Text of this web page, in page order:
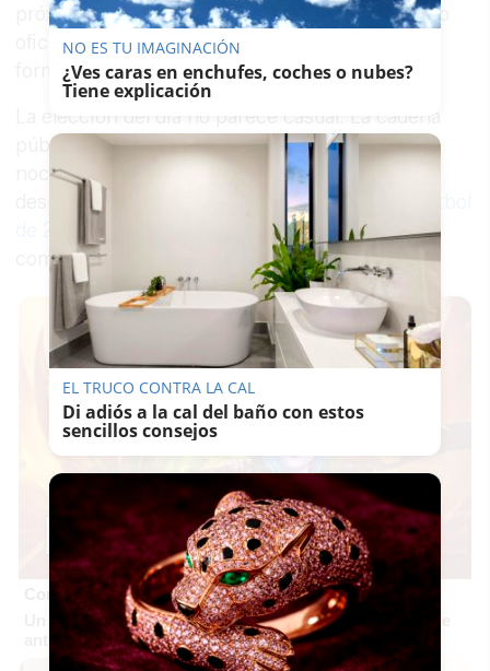
próximo jueves 11 de junio, según ha confirmado
oficialmente RTVEdurante la presentación del
formato celebrada enSevilla .
La elección del día no parece casual. La cadena
pública ha decidido colocar el estreno en una
noche de enorme impacto televisivo: justo
después del partido inaugural del
Mundial de fútbol
de 2026
México-Sudáfrica, que abrirá la
competición y podrá verse en abierto en La 1.
Corepunk MMORPG
Un verdadero MMORPG de la vieja escuela ¡Cómo los de
antes, pero mejor!
NO ES TU IMAGINACIÓN
¿Ves caras en enchufes, coches o nubes?
Tiene explicación
EL TRUCO CONTRA LA CAL
Di adiós a la cal del baño con estos
sencillos consejos